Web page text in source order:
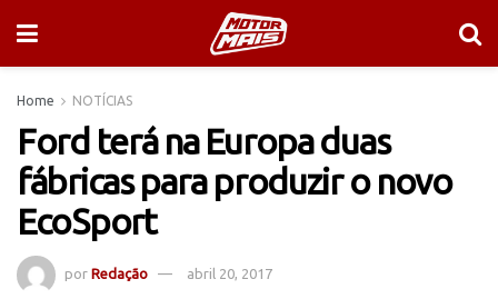
Home NOTÍCIAS
Ford terá na Europa duas
fábricas para produzir o novo
EcoSport
por Redação abril 20, 2017